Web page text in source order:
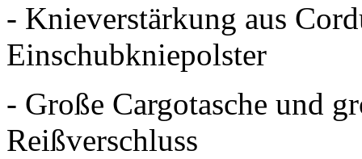
- Knieverstärkung aus
Einschubkniepolster
- Große Cargotasche und
Reißverschluss